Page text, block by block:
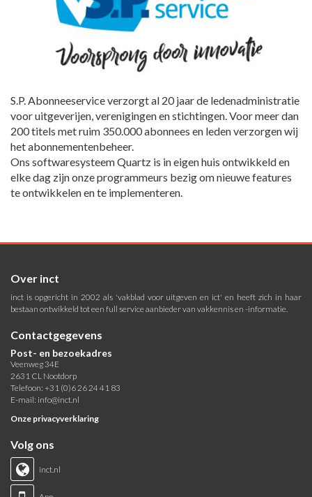
S.P. Abonneeservice verzorgt al 20 jaar de ledenadministratie
voor uitgeverijen, verenigingen en stichtingen. Voor meer dan
200 titels met ruim 350.000 abonnees en leden verzorgen wij
het abonnementenbeheer.
Ons softwaresysteem Quartz is in eigen huis ontwikkeld en
elke dag zijn onze programmeurs bezig om nieuwe features
te ontwikkelen en te implementeren.
Over inct
inct is opgericht in 2002 als 'vakblad voor uitgeven en ict' en heeft zich in haar
bestaan ontwikkeld tot een full service aanbieder van vakkennis en -informatie.
Contactgegevens
Post- en bezoekadres
Veenweg 34E
2631 CL Nootdorp
Telefoon: +31 (0)6 26 24 41 83
E-mail: info@inct.nl
Onze privacyverklaring
Volg ons
inct.nl